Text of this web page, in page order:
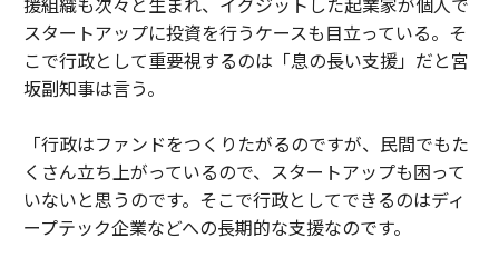
スタートアップに投資を行うケースも目立っている。そ
こで行政として重要視するのは「息の長い支援」だと宮
坂副知事は言う。
「行政はファンドをつくりたがるのですが、民間でもた
くさん立ち上がっているので、スタートアップも困って
いないと思うのです。そこで行政としてできるのはディ
ープテック企業などへの長期的な支援なのです。